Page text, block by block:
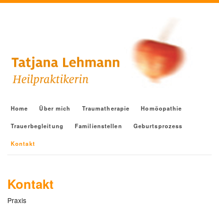
Home Über mich Traumatherapie Homöopathie
Trauerbegleitung Familienstellen Geburtsprozess
Kontakt
Kontakt
Praxis